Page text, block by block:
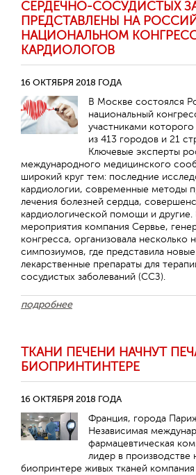
СЕРДЕЧНО-СОСУДИСТЫХ
ПРЕДСТАВЛЕНЫ НА
НАЦИОНАЛЬНОМ
КАРДИОЛОГОВ
16 ОКТЯБРЯ 2018 ГОДА
В Москве состоялся
национальный
участниками
из 413 городов и 21
Ключевые эксперты
международного медицинского
широкий круг тем: последние
кардиологии, современные методы
лечения болезней сердца,
кардиологической помощи и другие.
мероприятия компания Сервье,
конгресса, организовала несколько
симпозиумов, где представила
лекарственные препараты для
сосудистых заболеваний (ССЗ).
подробнее
ТКАНИ ПЕЧЕНИ НАЧНУТ
БИОПРИНТИНТЕРЕ
16 ОКТЯБРЯ 2018 ГОДА
Франция, города
Независимая
фармацевтическая
лидер в производстве
биопринтере живых тканей компания